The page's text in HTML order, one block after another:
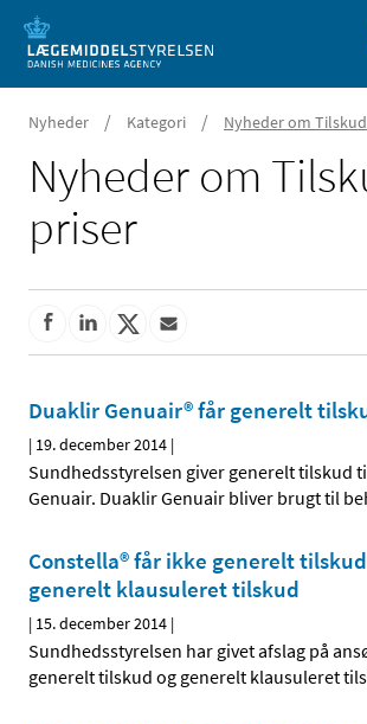
Nyheder / Kategori / Nyheder om
Nyheder om
priser
Duaklir Genuair® får generelt
| 19. december 2014 |
Sundhedsstyrelsen giver generelt tilskud
Genuair. Duaklir Genuair bliver brugt til
Constella® får ikke generelt
generelt klausuleret tilskud
| 15. december 2014 |
Sundhedsstyrelsen har givet afslag på
generelt tilskud og generelt klausuleret